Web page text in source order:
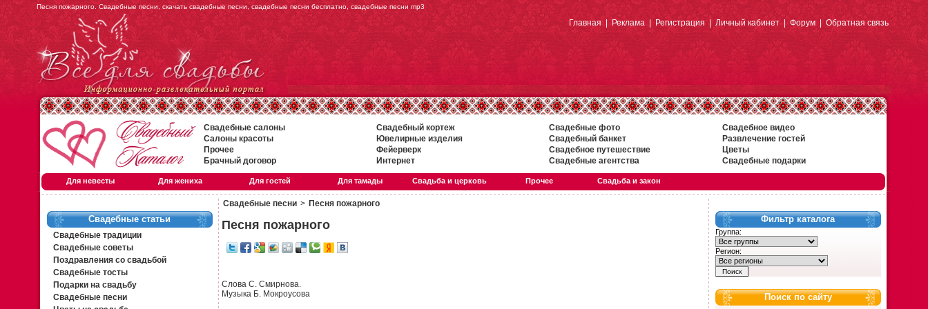
Песня пожарного. Свадебные песни, скачать свадебные песни, свадебные песни бесплатно, свадебные песни mp3
Главная|Реклама|Регистрация| Личный кабинет|Форум| Обратная связь
Свадебные салоны Свадебный кортеж Свадебные фото
Свадебное видео
Салоны красоты
Ювелирные изделия Свадебный банкет
Развлечение гостей
Прочее
Фейерверк Свадебное путешествие
Цветы
Брачный договор
Интернет Свадебные агентства Свадебные подарки
Для невесты Для жениха Для гостей Для тамады Свадьба и церковь Прочее Свадьба и закон
Свадебные статьи
Свадебные традиции
Свадебные советы
Поздравления со свадьбой
Свадебные тосты
Подарки на свадьбу
Свадебные песни
Свадебные песни > Песня пожарного
Песня пожарного
Слова С. Смирнова.
Музыка Б. Мокроусова
Фильтр каталога
Группа:
Регион:
Поиск по сайту